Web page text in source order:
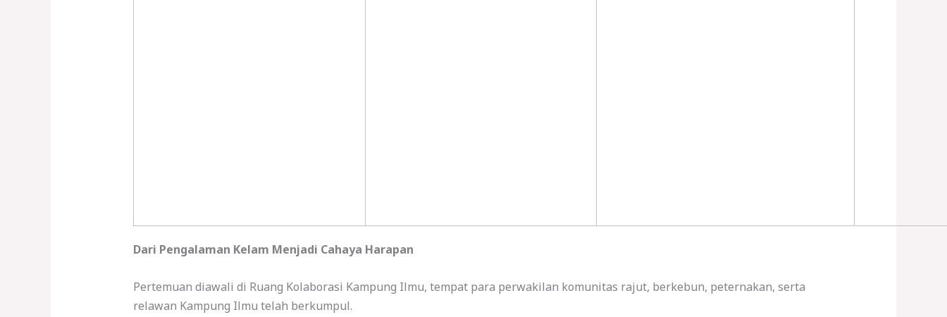
Dari Pengalaman Kelam Menjadi Cahaya Harapan
Pertemuan diawali di Ruang Kolaborasi Kampung Ilmu, tempat para perwakilan komunitas rajut, berkebun, peternakan, serta
relawan Kampung Ilmu telah berkumpul.